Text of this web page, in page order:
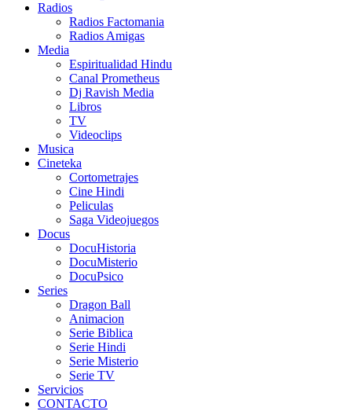
Radios
Radios Factomania
Radios Amigas
Media
Espiritualidad Hindu
Canal Prometheus
Dj Ravish Media
Libros
TV
Videoclips
Musica
Cineteka
Cortometrajes
Cine Hindi
Peliculas
Saga Videojuegos
Docus
DocuHistoria
DocuMisterio
DocuPsico
Series
Dragon Ball
Animacion
Serie Biblica
Serie Hindi
Serie Misterio
Serie TV
Servicios
CONTACTO